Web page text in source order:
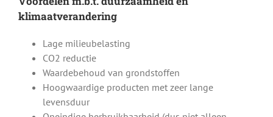
klimaatverandering
Lage milieubelasting
CO2 reductie
Waardebehoud van grondstoffen
Hoogwaardige producten met zeer lange
levensduur